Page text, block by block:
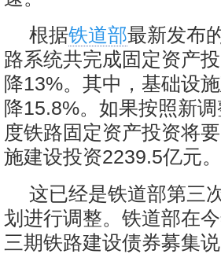
根据铁道部最新发布
路系统共完成固定资产
降13%。其中，基础设
降15.8%。如果按照新
度铁路固定资产投资将
施建设投资2239.5亿元。
这已经是铁道部第三
划进行调整。铁道部在
三期铁路建设债券募集